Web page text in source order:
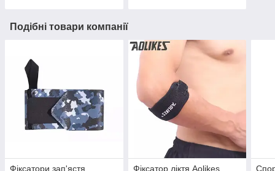
Подібні товари компанії
Фіксатори зап'ястя
Фіксатор ліктя Aolikes